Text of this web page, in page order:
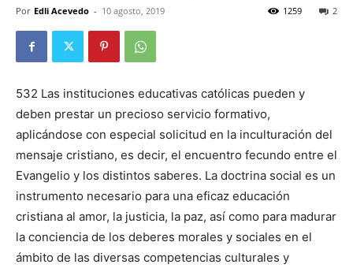
Por Edli Acevedo - 10 agosto, 2019 2
1259
532 Las instituciones edu­cativas católicas pue­den y
deben prestar un precioso servicio formativo,
aplicándose con especial solicitud en la incultura­ción del
mensaje cristiano, es decir, el encuentro fecundo entre el
Evan­gelio y los distintos saberes. La doctrina social es un
instrumento necesario para una eficaz educación
cristiana al amor, la justicia, la paz, así como para madurar
la conciencia de los deberes morales y socia­les en el
ámbito de las diversas competencias culturales y